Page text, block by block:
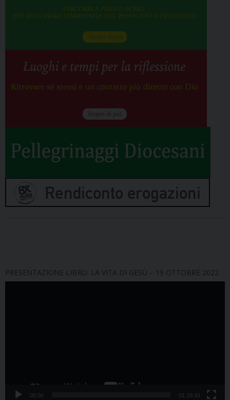
PRESENTAZIONE LIBRO: LA VITA DI GESÙ – 19 OTTOBRE 2022
00:00 01:28:43